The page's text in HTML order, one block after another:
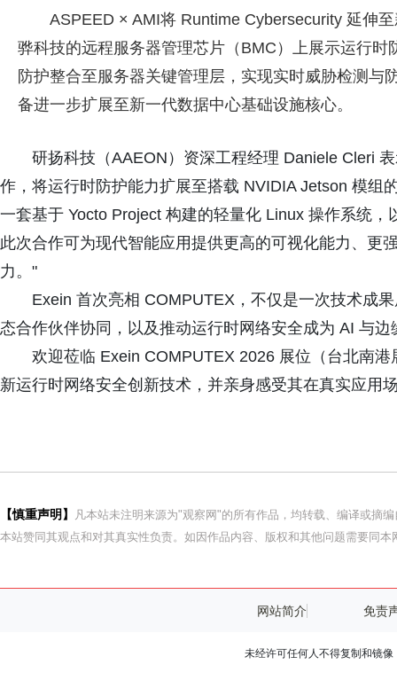
ASPEED × AMI将 Runtime Cybersecurity 延伸
骅科技的远程服务器管理芯片（BMC）上展示运行
防护整合至服务器关键管理层，实现实时威胁检测
备进一步扩展至新一代数据中心基础设施核心。
研扬科技（AAEON）资深工程经理 Daniele Cleri
作，将运行时防护能力扩展至搭载 NVIDIA Jetson 模
一套基于 Yocto Project 构建的轻量化 Linux 操作系统
此次合作可为现代智能应用提供更高的可视化能力、更
力。"
Exein 首次亮相 COMPUTEX，不仅是一次技术成
态合作伙伴协同，以及推动运行时网络安全成为 AI 与
欢迎莅临 Exein COMPUTEX 2026 展位（台北南
新运行时网络安全创新技术，并亲身感受其在真实应用
【慎重声明】
凡本站未注明来源为"观察网"的所有作品，均转载、编译或摘
本站赞同其观点和对其真实性负责。如因作品内容、版权和其他问题需要同本
网站简介 免责
未经许可任何人不得复制和镜